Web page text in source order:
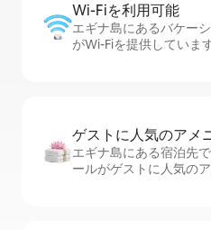
Wi-Fiを利⁠用⁠可⁠能
エギナ島にあるバケー
がWi-Fiを提供していま
ゲストに人⁠気⁠のア⁠メ⁠
エギナ島にある宿泊先
ールがゲストに人気の